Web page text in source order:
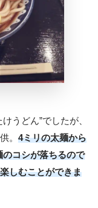
うどん”でしたが、
。 4ミリの太麺から
コシが落ちるので
しむことができま